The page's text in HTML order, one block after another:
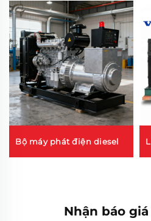
Bộ máy phát điện diesel
Nhận báo